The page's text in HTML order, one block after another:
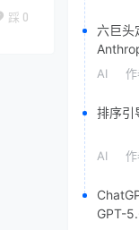
踩 0
六巨头
AI 作
排序引
AI 作
GPT-